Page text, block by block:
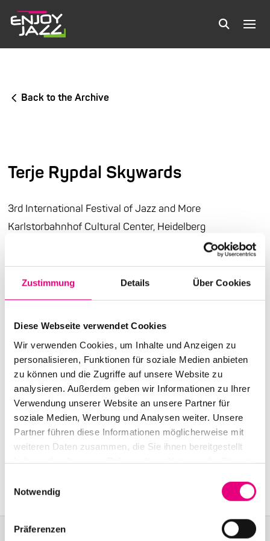
Zustimmung Details Über Cookies
Diese Webseite verwendet Cookies
Wir verwenden Cookies, um Inhalte und Anzeigen zu
personalisieren, Funktionen für soziale Medien anbieten
zu können und die Zugriffe auf unsere Website zu
analysieren. Außerdem geben wir Informationen zu Ihrer
Verwendung unserer Website an unsere Partner für
soziale Medien, Werbung und Analysen weiter. Unsere
Partner führen diese Informationen möglicherweise mit
weiteren Daten zusammen, die Sie ihnen bereitgestellt
Notwendig
Präferenzen
Back to the Archive
Terje Rypdal Skywards
3rd International Festival of Jazz and More
Karlstorbahnhof Cultural Center, Heidelberg
Start:October
, 2001 – 9:30 p.m.
End:October6, 2001 – 11:00 p.m.
Advance ticket price: 32DM
Box office: 38DM
Nationality: Norway
Karlstorbahnhof Cultural Center, Heidelberg: 1Am
Karlstor, Heidelberg